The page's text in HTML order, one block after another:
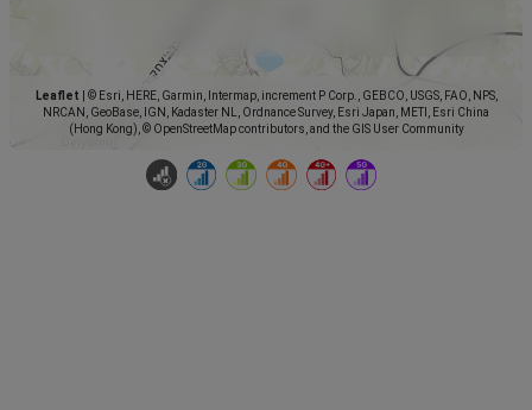
Leaflet
© Esri, HERE, Garmin, Intermap, increment P Corp., GEBCO, USGS, FAO, NPS,
NRCAN, GeoBase, IGN, Kadaster NL, Ordnance Survey, Esri Japan, METI, Esri China
(Hong Kong), © OpenStreetMap contributors, and the GIS User Community